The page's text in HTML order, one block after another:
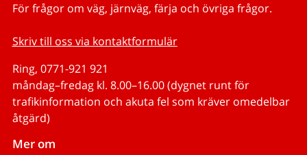
För frågor om väg, järnväg, färja och övriga frågor.
Skriv till oss via kontaktformulär
Ring, 0771-921 921
måndag–fredag kl. 8.00–16.00 (dygnet runt för
trafikinformation och akuta fel som kräver omedelbar
åtgärd)
Mer om